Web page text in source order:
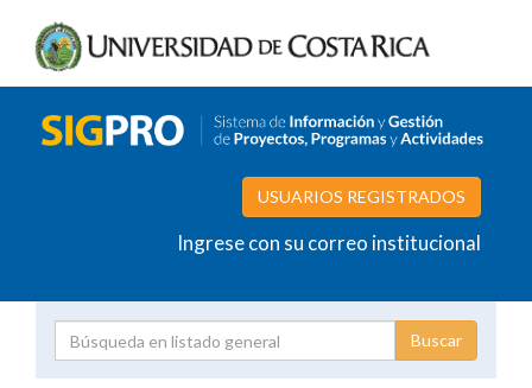
USUARIOS REGISTRADOS
Ingrese con su correo institucional